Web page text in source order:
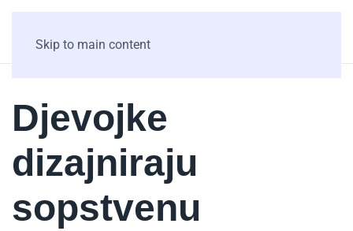
Skip to main content
Djevojke
dizajniraju
sopstvenu